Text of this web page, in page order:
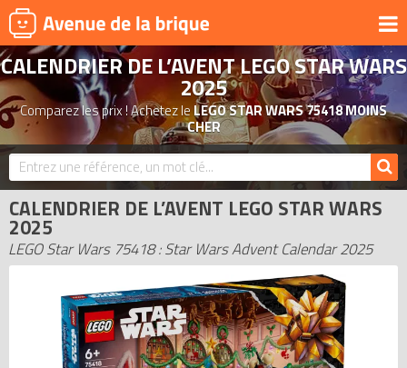
UNIVERS
PRODUITS DÉRIVÉS
NOUVEAUTÉS
LEGO 2026
BONS PLANS
ASSOCIATIONS DE FANS
EXPOSITIONS LEGO
LEGO LES PLUS CHERS
DERNIERS LEGO AJOUTÉS
CALENDRIER DE L’AVENT LEGO STAR WARS
2025
Comparez les prix ! Achetez leLEGO STAR WARS 75418 MOINS
CHER
CALENDRIER DE L’AVENT LEGO STAR WARS
2025
LEGO Star Wars 75418 : Star Wars Advent Calendar 2025